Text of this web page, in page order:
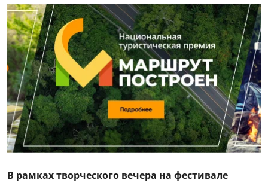
В рамках творческого вечера на фестивале